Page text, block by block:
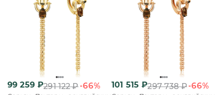
99 259₽291 122₽-66% 101 515 ₽297 738₽-66%